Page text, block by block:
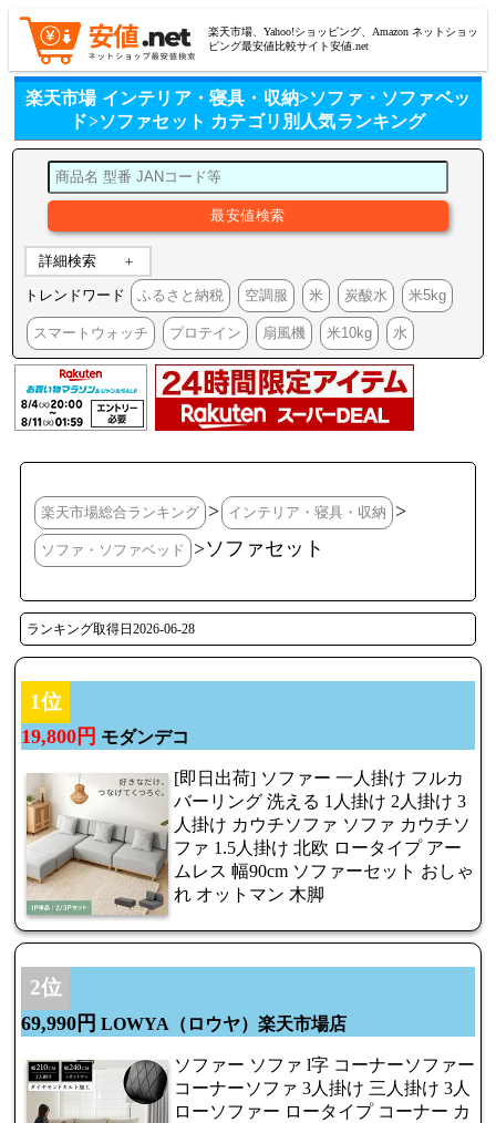
楽天市場、Yahoo!ショッピング、Amazon ネットショッ
ピング最安値比較サイト安値.net
楽天市場 インテリア・寝具・収納>ソファ・ソファベッ
ド>ソファセット カテゴリ別人気ランキング
詳細検索
トレンドワード ふるさと納税 空調服 米 炭酸水 米5kg
スマートウォッチ プロテイン 扇風機 米10kg 水
楽天市場総合ランキング > インテリア・寝具・収納 >
ソファ・ソファベッド >ソファセット
ランキング取得日2026-06-28
1位
19,800円 モダンデコ
[即日出荷] ソファー 一人掛け フルカ
バーリング 洗える 1人掛け 2人掛け 3
人掛け カウチソファ ソファ カウチソ
ファ 1.5人掛け 北欧 ロータイプ アー
ムレス 幅90cm ソファーセット おしゃ
れ オットマン 木脚
2位
69,990円 LOWYA（ロウヤ）楽天市場店
ソファー ソファ l字 コーナーソファー
コーナーソファ 3人掛け 三人掛け 3人
ローソファー ロータイプ コーナー カ